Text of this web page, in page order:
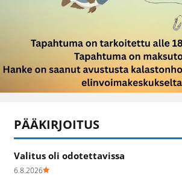
PÄÄKIRJOITUS
Valitus oli odotettavissa
6.8.2026